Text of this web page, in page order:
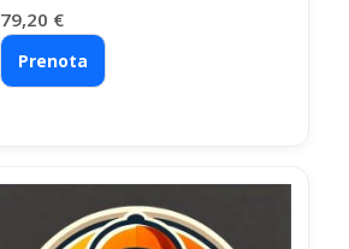
79,20 €
Prenota